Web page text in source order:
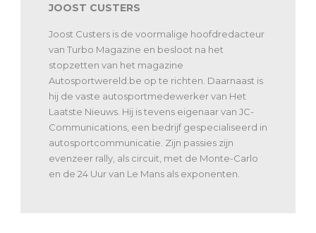
JOOST CUSTERS
Joost Custers is de voormalige hoofdredacteur
van Turbo Magazine en besloot na het
stopzetten van het magazine
Autosportwereld.be op te richten. Daarnaast is
hij de vaste autosportmedewerker van Het
Laatste Nieuws. Hij is tevens eigenaar van JC-
Communications, een bedrijf gespecialiseerd in
autosportcommunicatie. Zijn passies zijn
evenzeer rally, als circuit, met de Monte-Carlo
en de 24 Uur van Le Mans als exponenten.